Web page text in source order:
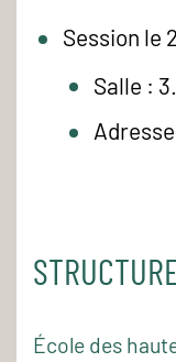
Session le
Salle :
École des